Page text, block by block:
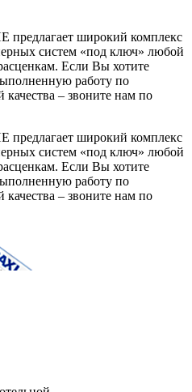
широкий комплекс
систем «под ключ» любой
Если Вы хотите
работу по
– звоните нам по
широкий комплекс
систем «под ключ» любой
Если Вы хотите
работу по
– звоните нам по